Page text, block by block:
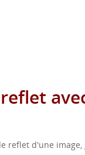
reflet d'une image,